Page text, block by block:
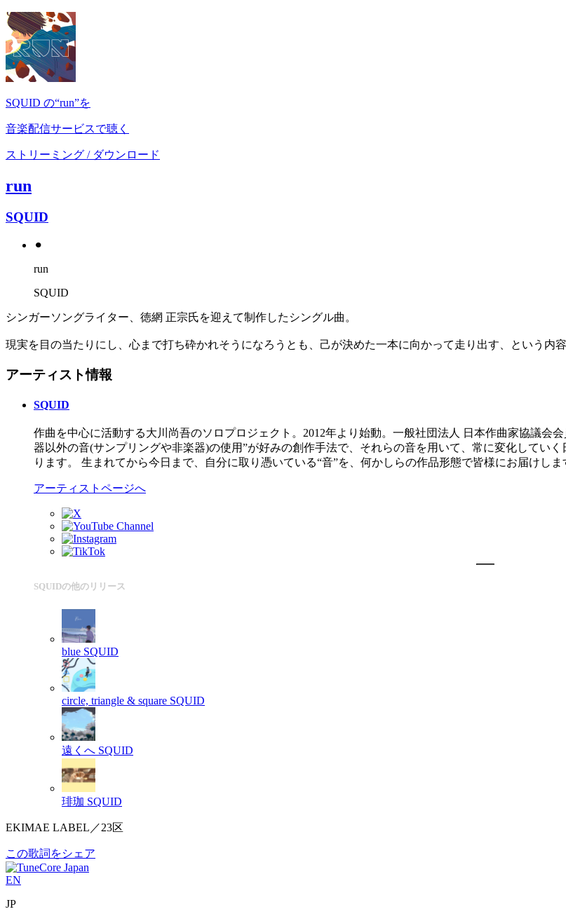
SQUID の“run”を
音楽配信サービスで聴く
ストリーミング / ダウンロード
run
SQUID
⚫︎
run
SQUID
シンガーソングライター、徳網 正宗氏を迎えて制作したシングル曲。
現実を目の当たりにし、心まで打ち砕かれそうになろうとも、己が決めた一本に向かって走り出す、という内容
アーティスト情報
SQUID
作曲を中心に活動する大川尚吾のソロプロジェクト。2012年より始動。一般社団法人 日本作曲家協議会
器以外の音(サンプリングや非楽器)の使用”が好みの創作手法で、それらの音を用いて、常に変化してい
ります。 生まれてから今日まで、自分に取り憑いている“音”を、何かしらの作品形態で皆様にお届けしま
アーティストページへ
SQUIDの他のリリース
blue SQUID
circle, triangle & square SQUID
遠くへ SQUID
琲珈 SQUID
EKIMAE LABEL／23区
この歌詞をシェア
EN
JP